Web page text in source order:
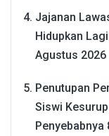
Jajanan
Hidupkan
Agustus 2026
Penutupan
Siswi
Penyebabnya